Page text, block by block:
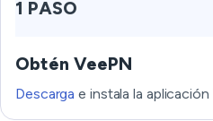
1 PASO
Obtén VeePN
Descarga e instala la